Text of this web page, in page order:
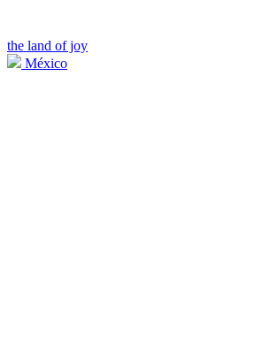
the land of joy
México